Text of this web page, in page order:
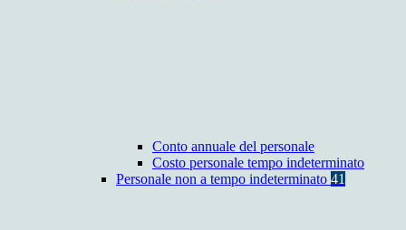
Conto annuale del personale
Costo personale tempo indeterminato
Personale non a tempo indeterminato 41